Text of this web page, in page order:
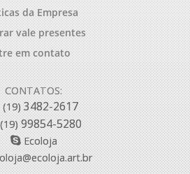
da Empresa
vale presentes
em contato
CONTATOS:
(19)3482-2617
99854-5280
Ecoloja